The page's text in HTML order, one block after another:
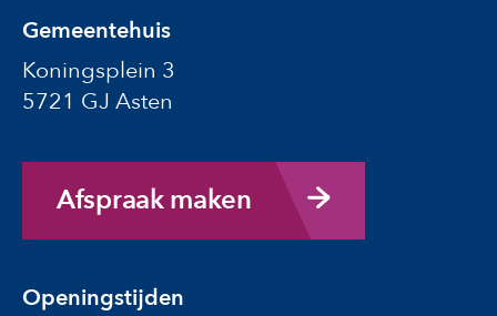
Gemeentehuis
Koningsplein 3
5721 GJ Asten
Afspraak maken
Openingstijden